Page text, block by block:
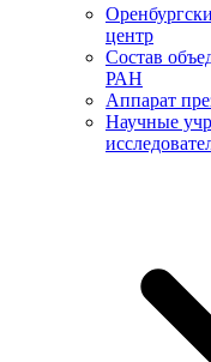
центр
Состав
РАН
Аппарат
Научные